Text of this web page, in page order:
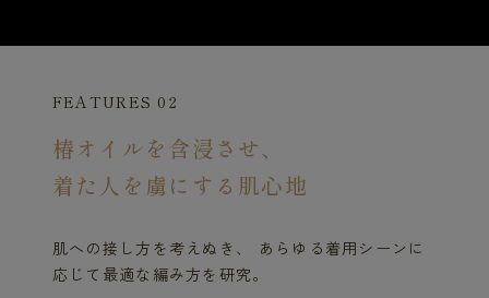
FEATURES 02
椿オイルを含浸させ、
着た人を虜にする肌心地
肌への接し方を考えぬき、 あらゆる着用シーンに
応じて最適な編み方を研究。